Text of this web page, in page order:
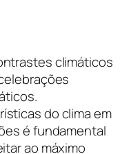
climáticos
do clima em
é fundamental
ao máximo